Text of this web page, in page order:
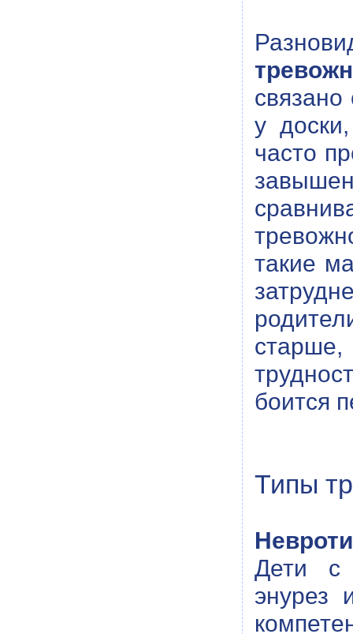
у
часто
такие
боится
Типы
Дети с
энурез